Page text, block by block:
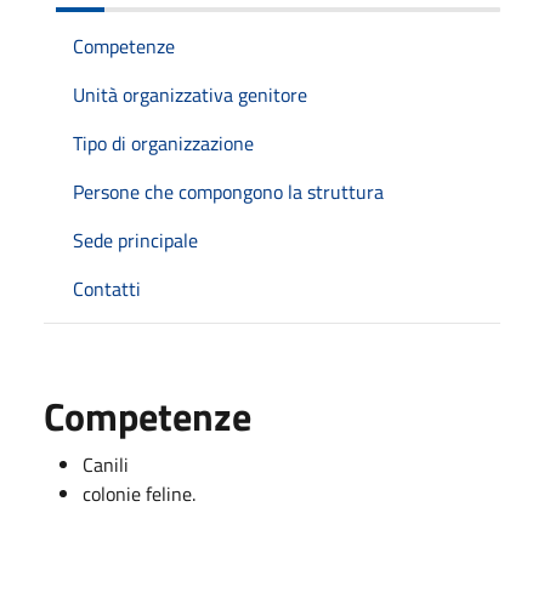
Competenze
Unità organizzativa genitore
Tipo di organizzazione
Persone che compongono la struttura
Sede principale
Contatti
Competenze
Canili
colonie feline.